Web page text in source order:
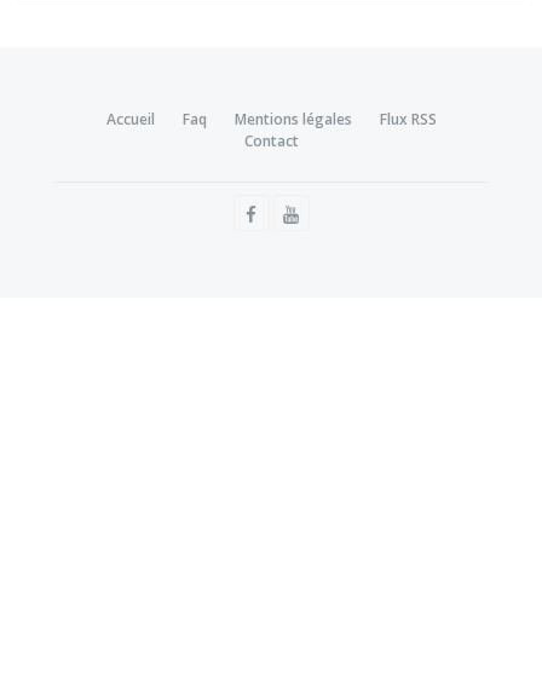
Accueil Faq Mentions légales
Flux RSS
Contact